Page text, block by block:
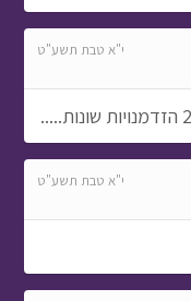
י"א טבת תשע"ט
י"א טבת תשע"ט